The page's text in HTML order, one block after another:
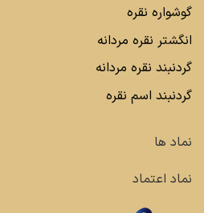
گوشواره نقره
انگشتر نقره مردانه
گردنبند نقره مردانه
گردنبند اسم نقره
نماد ها
نماد اعتماد